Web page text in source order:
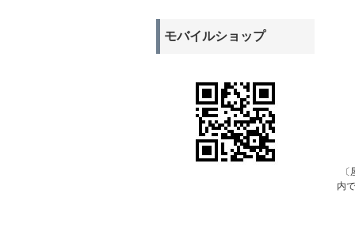
内
モバイルショップ